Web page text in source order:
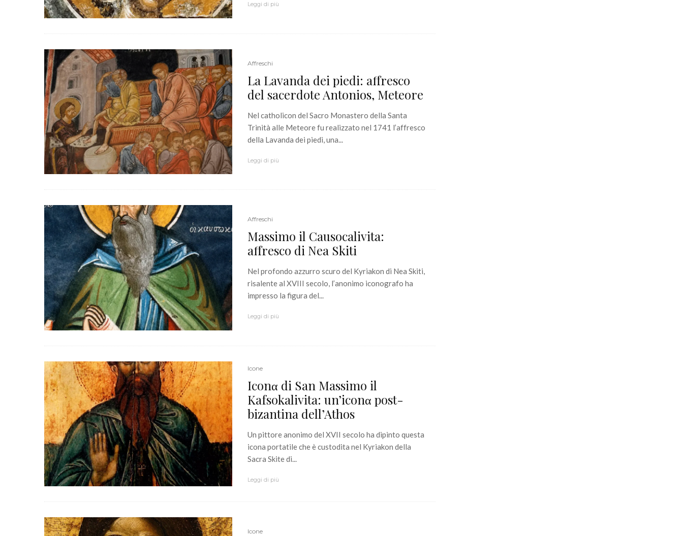
Leggi di più
Affreschi
La Lavanda dei piedi: affresco
del sacerdote Antonios, Meteore
Nel catholicon del Sacro Monastero della Santa
Trinità alle Meteore fu realizzato nel 1741 l’affresco
della Lavanda dei piedi, una...
Leggi di più
Affreschi
Massimo il Causocalivita:
affresco di Nea Skiti
Nel profondo azzurro scuro del Kyriakon di Nea Skiti,
risalente al XVIII secolo, l’anonimo iconografo ha
impresso la figura del...
Leggi di più
Icone
Iconα di San Massimo il
Kafsokalivita: un’iconα post-
bizantina dell’Athos
Un pittore anonimo del XVII secolo ha dipinto questa
icona portatile che è custodita nel Kyriakon della
Sacra Skite di...
Leggi di più
Icone